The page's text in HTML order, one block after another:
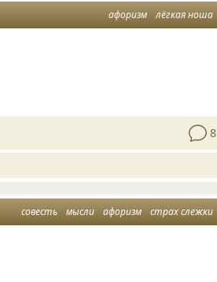
афоризм лёгкая ноша
8
совесть мысли афоризм страх слежки